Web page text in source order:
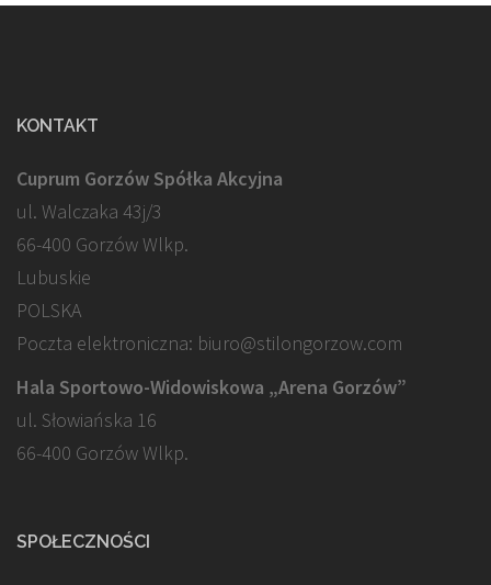
KONTAKT
Cuprum Gorzów Spółka Akcyjna
ul. Walczaka 43j/3
66-400 Gorzów Wlkp.
Lubuskie
POLSKA
Poczta elektroniczna: biuro@stilongorzow.com
Hala Sportowo-Widowiskowa „Arena Gorzów”
ul. Słowiańska 16
66-400 Gorzów Wlkp.
SPOŁECZNOŚCI